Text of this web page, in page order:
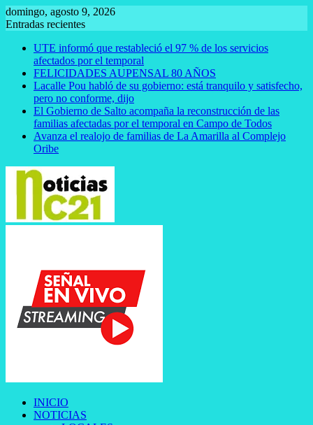
Saltar
al
domingo, agosto 9, 2026
Entradas recientes
UTE informó que restableció el 97 % de los servicios
afectados por el temporal
FELICIDADES AUPENSAL 80 AÑOS
Lacalle Pou habló de su gobierno: está tranquilo y satisfecho,
pero no conforme, dijo
El Gobierno de Salto acompaña la reconstrucción de las
familias afectadas por el temporal en Campo de Todos
Avanza el realojo de familias de La Amarilla al Complejo
Oribe
INICIO
NOTICIAS